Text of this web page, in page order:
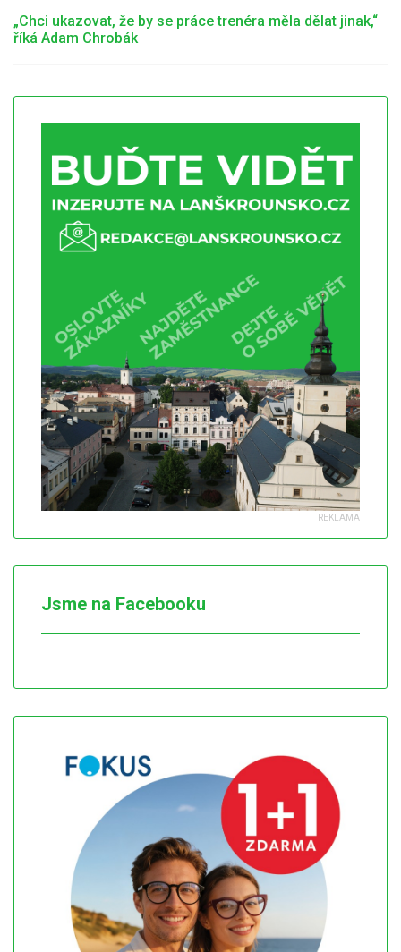
„Chci ukazovat, že by se práce trenéra měla dělat jinak,“
říká Adam Chrobák
Jsme na Facebooku